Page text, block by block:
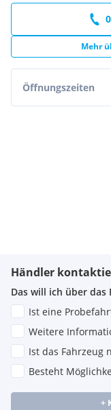
Mehr
Öffnungszeiten
Händler
Das will ich über das
Ist eine
Weitere
Ist das Fahrzeug
Besteht
+